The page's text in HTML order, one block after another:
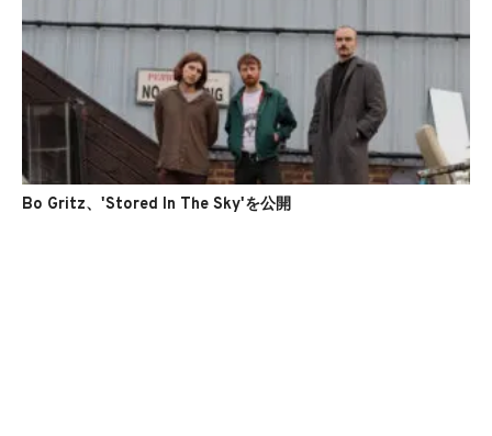
Bo Gritz、'Stored In The Sky'を公開